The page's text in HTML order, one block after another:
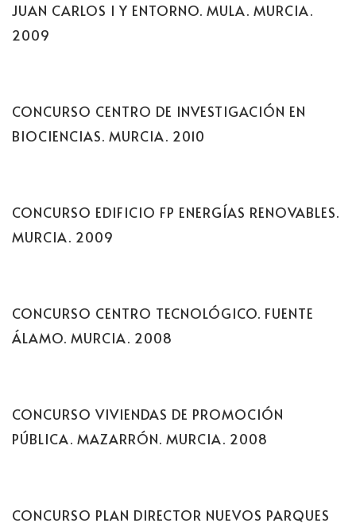
JUAN CARLOS I Y ENTORNO. MULA. MURCIA.
2009
CONCURSO CENTRO DE INVESTIGACIÓN EN
BIOCIENCIAS. MURCIA. 2010
CONCURSO EDIFICIO FP ENERGÍAS RENOVABLES.
MURCIA. 2009
CONCURSO CENTRO TECNOLÓGICO. FUENTE
ÁLAMO. MURCIA. 2008
CONCURSO VIVIENDAS DE PROMOCIÓN
PÚBLICA. MAZARRÓN. MURCIA. 2008
CONCURSO PLAN DIRECTOR NUEVOS PARQUES